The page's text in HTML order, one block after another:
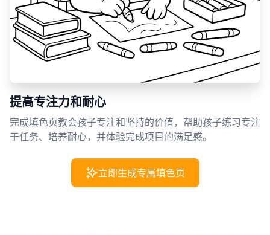
提高专注力和耐心
完成填色页教会孩子专注和坚持的价值，帮助孩子练习专注
于任务、培养耐心，并体验完成项目的满足感。
立即生成专属填色页